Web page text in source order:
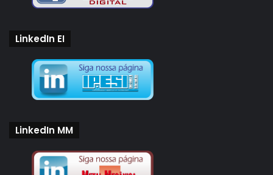
LinkedIn EI
LinkedIn MM